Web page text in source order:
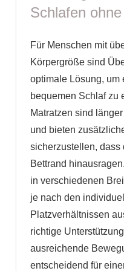
Schlafen
Für Menschen mit
Körpergröße sind
optimale Lösung, um
bequemen Schlaf zu
Matratzen sind
und bieten
sicherzustellen, dass
Bettrand
in verschiedenen
je nach den
Platzverhältnissen
richtige
ausreichende
entscheidend für